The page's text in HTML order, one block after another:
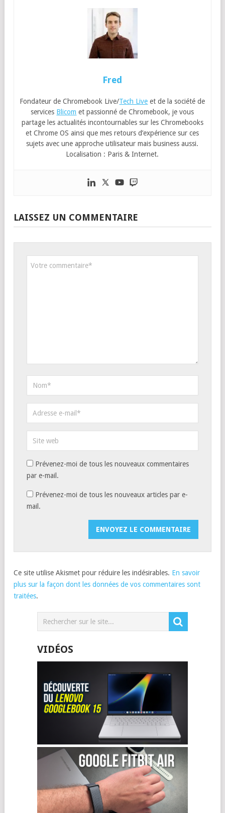
Fred
Fondateur de Chromebook Live/Tech Live et de la société de
services Blicom et passionné de Chromebook, je vous
partage les actualités incontournables sur les Chromebooks
et Chrome OS ainsi que mes retours d’expérience sur ces
sujets avec une approche utilisateur mais business aussi.
Localisation : Paris & Internet.
LAISSEZ UN COMMENTAIRE
Prévenez-moi de tous les nouveaux commentaires
par e-mail.
Prévenez-moi de tous les nouveaux articles par e-
mail.
Ce site utilise Akismet pour réduire les indésirables. En savoir
plus sur la façon dont les données de vos commentaires sont
traitées.
VIDÉOS